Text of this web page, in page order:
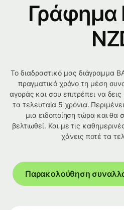
Γράφημα
Το διαδραστικό μας διάγραμμα
πραγματικό χρόνο τη μέση
αγοράς και σου επιτρέπει να
τα τελευταία 5 χρόνια.
μια ειδοποίηση τώρα και
βελτιωθεί. Και με τις
χάνεις ποτέ τα
Παρακολούθηση